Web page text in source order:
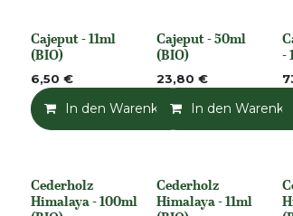
None
Cajeput - 11ml
(BIO)
6,50 €
In den Warenkorb Auf die
None
Cajeput - 50ml
(BIO)
23,80 €
In den
-
None
Cederholz
Himalaya - 100ml None
Cederholz
Himalaya - 11ml